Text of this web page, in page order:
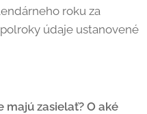
roku za
údaje ustanovené
majú zasielať? O aké